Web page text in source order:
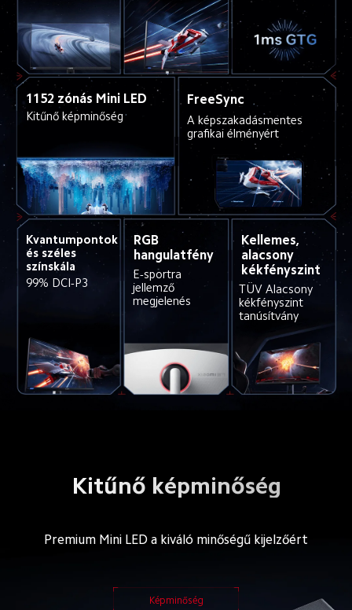
1152 zónás Mini LED
Kitűnő képminőség
FreeSync
A képszakadásmentes
grafikai élményért
Kvantumpontok
és széles
színskála
99% DCI-P3
RGB
hangulatfény
E-sportra
jellemző
megjelenés
Kellemes,
alacsony
kékfényszint
TÜV Alacsony
kékfényszint
tanúsítvány
Kitűnő képminőség
Premium Mini LED a kiváló minőségű kijelzőért
Képminőség